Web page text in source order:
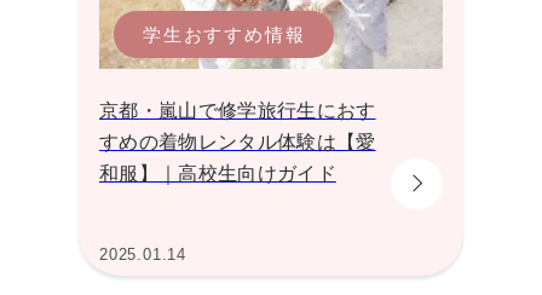
学生おすすめ情報
京都・嵐山で修学旅行生におす
すめの着物レンタル体験は【愛
和服】｜高校生向けガイド
2025.01.14